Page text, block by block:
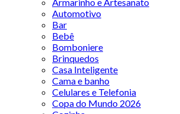
Automotivo
Bar
Bebê
Bomboniere
Brinquedos
Casa Inteligente
Cama e banho
Celulares e Telefonia
Copa do Mundo 2026